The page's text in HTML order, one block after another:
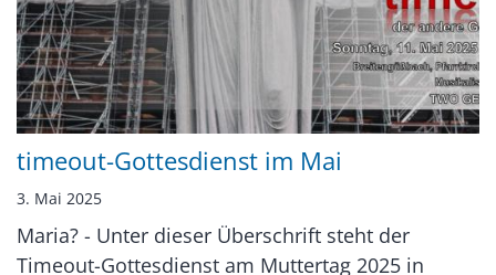
timeout-Gottesdienst im Mai
3. Mai 2025
Maria? - Unter dieser Überschrift steht der
Timeout-Gottesdienst am Muttertag 2025 in